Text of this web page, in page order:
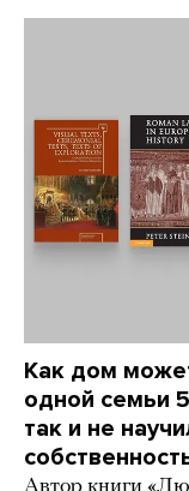
Как дом
одной семьи
так и не
Автор книги